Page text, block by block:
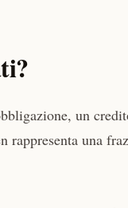
un
una